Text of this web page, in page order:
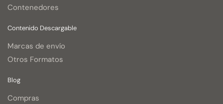
Contenedores
Contenido Descargable
Marcas de envío
Otros Formatos
Blog
Compras